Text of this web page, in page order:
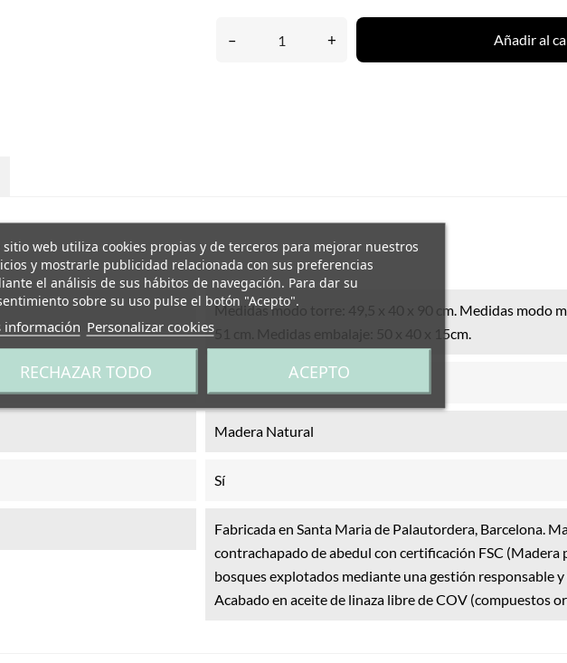
– + Añadir al
Medidas modo torre: 49,5 x 40 x 90 cm. Medidas modo
51 cm. Medidas embalaje: 50 x 40 x 15cm.
Madera Natural
Sí
Fabricada en Santa Maria de Palautordera, Barcelona.
contrachapado de abedul con certificación FSC (Madera
bosques explotados mediante una gestión responsable
Acabado en aceite de linaza libre de COV (compuestos
sitio web utiliza cookies propias y de terceros para mejorar nuestros
y mostrarle publicidad relacionada con sus preferencias
el análisis de sus hábitos de navegación. Para dar su
sobre su uso pulse el botón "Acepto".
información Personalizar cookies
RECHAZAR TODO ACEPTO